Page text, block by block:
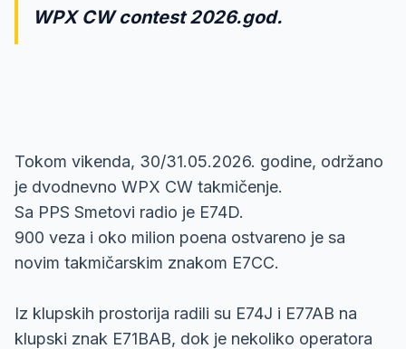
WPX CW contest 2026.god.
Tokom vikenda, 30/31.05.2026. godine, održano
je dvodnevno WPX CW takmičenje.
Sa PPS Smetovi radio je E74D.
900 veza i oko milion poena ostvareno je sa
novim takmičarskim znakom E7CC.
Iz klupskih prostorija radili su E74J i E77AB na
klupski znak E71BAB, dok je nekoliko operatora